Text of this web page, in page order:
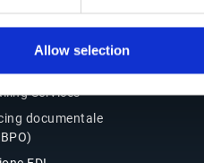
Allow selection
Services
documentale